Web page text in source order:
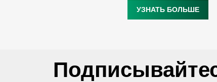
УЗНАТЬ БОЛЬШЕ